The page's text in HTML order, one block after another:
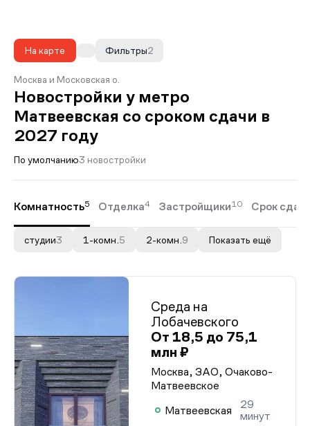
На карте 2
Фильтры
Москва и Московская о.
Новостройки у метро
Матвеевская со сроком сдачи в
2027 году
По умолчанию3 новостройки
Комнатность5 Отделка4 Застройщики10 Срок
студии3 1-комн. 5 2-комн. 9 Показать ещё
Среда на
Лобачевского
От 18,5 до 75,1
млн ₽
Москва, ЗАО, Очаково-
Матвеевское
Матвеевская
29
минут